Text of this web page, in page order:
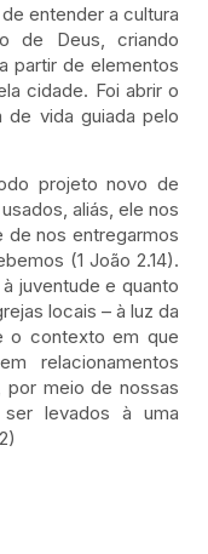
entender a cultura
de Deus, criando
partir de elementos
cidade. Foi abrir o
de vida guiada pelo
projeto novo de
aliás, ele nos
de nos entregarmos
(1 João 2.14).
juventude e quanto
locais – à luz da
o contexto em que
relacionamentos
por meio de nossas
levados à uma